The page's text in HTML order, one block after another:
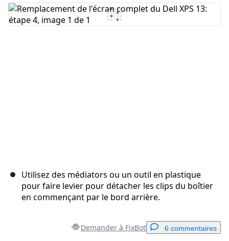
Ajouter un commentaire
Utilisez des médiators ou un outil en plastique
pour faire levier pour détacher les clips du boîtier
en commençant par le bord arrière.
Demander à FixBot 6 commentaires